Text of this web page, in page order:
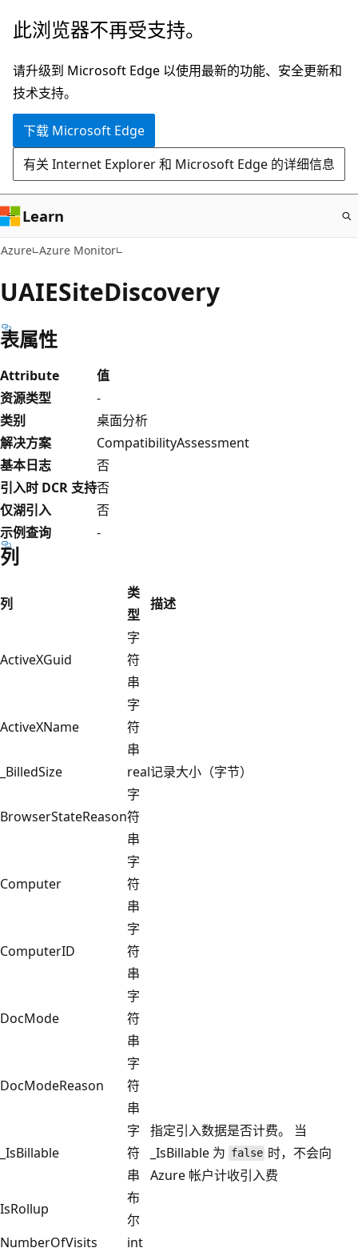
跳
主
要
内
此浏览器不再受支持。
请升级到 Microsoft Edge 以使用最新的功能、安全更新和
技术支持。
下载 Microsoft Edge
有关 Internet Explorer 和 Microsoft Edge 的详细信息
Learn
Azure Azure Monitor
UAIESiteDiscovery
表属性
Attribute
值
资源类型
-
类别
桌面分析
解决方案
CompatibilityAssessment
基本日志
否
引入时 DCR 支持否
仅湖引入
否
示例查询
-
列
列
类
型
描述
ActiveXGuid
字
符
串
ActiveXName
字
符
串
_BilledSize
real记录大小（字节）
BrowserStateReason
字
符
串
Computer
字
符
串
ComputerID
字
符
串
DocMode
字
符
串
DocModeReason
字
符
串
_IsBillable
字
符
串
指定引入数据是否计费。 当
_IsBillable 为 false 时，不会向
Azure 帐户计收引入费
IsRollup
布
尔
NumberOfVisits
int